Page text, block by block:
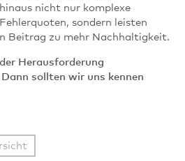
nicht nur komplexe
sondern leisten
Beitrag zu mehr Nachhaltigkeit.
Herausforderung
Dann sollten wir uns kennen